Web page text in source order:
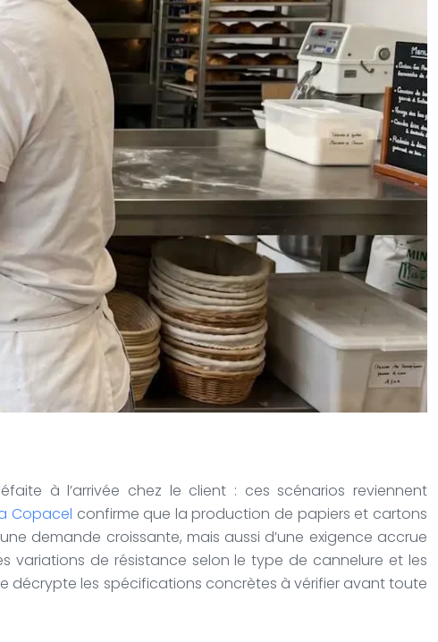
à l’arrivée chez le client : ces scénarios reviennent
Copacel confirme que la production de papiers et cartons
demande croissante, mais aussi d’une exigence accrue
variations de résistance selon le type de cannelure et les
décrypte les spécifications concrètes à vérifier avant toute